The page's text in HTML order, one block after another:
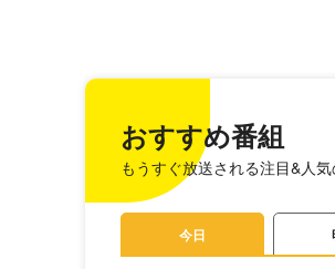
おすすめ番組
もうすぐ放送される注目&人気
今日